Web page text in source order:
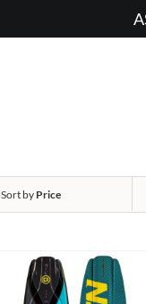
Sort by Price